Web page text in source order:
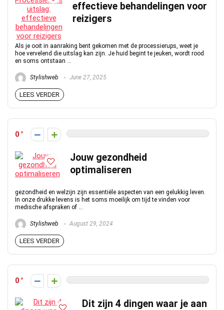
effectieve behandelingen voor
reizigers
Als je ooit in aanraking bent gekomen met de processierups, weet je
hoe vervelend die uitslag kan zijn. Je huid begint te jeuken, wordt rood
en soms ontstaan ...
Stylishweb June 27, 2025
LEES VERDER
0
Jouw gezondheid
optimaliseren
gezondheid en welzijn zijn essentiële aspecten van een gelukkig leven.
In onze drukke levens is het soms moeilijk om tijd te vinden voor
medische afspraken of ...
Stylishweb August 29, 2024
LEES VERDER
0
Dit zijn 4 dingen waar je aan